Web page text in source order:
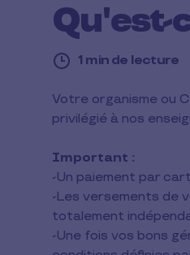
Qu'est-
1 min de lecture
1
de
Votre organisme ou
privilégié à nos
Important :
-Un paiement par
-Les versements de
totalement
-Une fois vos bons